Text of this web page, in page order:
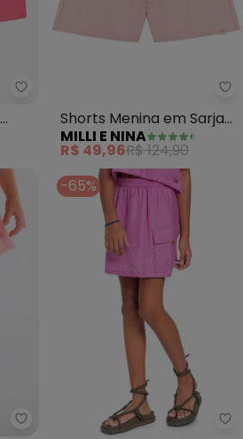
Rovi Kids - Shorts Saia
Shorts Menina em Sarja
com Elastano (Rosa)
MILLI E NINA
R$ 49,96R$ 124,90
Up Baby - Short Infantil
-65%